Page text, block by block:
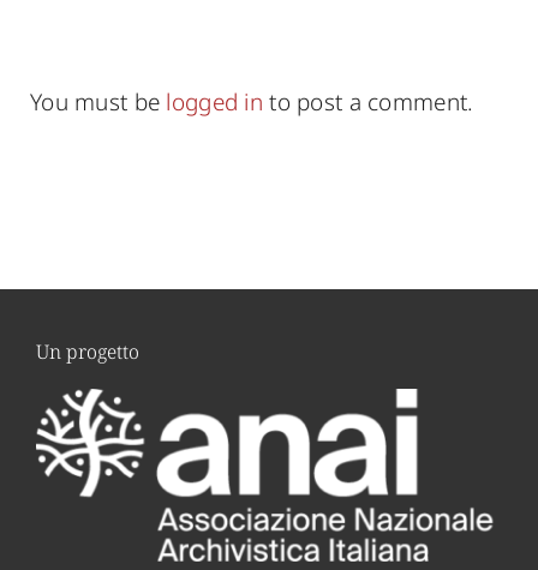
You must be logged in to post a comment.
Un progetto